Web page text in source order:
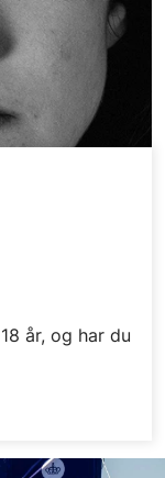
år, og har du